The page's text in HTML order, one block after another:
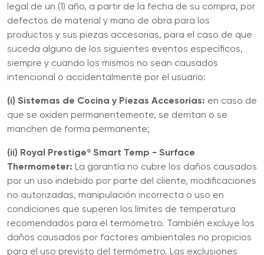
legal de un (1) año, a partir de la fecha de su compra, por
defectos de material y mano de obra para los
productos y sus piezas accesorias, para el caso de que
suceda alguno de los siguientes eventos específicos,
siempre y cuando los mismos no sean causados
intencional o accidentalmente por el usuario:
(i) Sistemas de Cocina y Piezas Accesorias: en caso de
que se oxiden permanentemente, se derritan o se
manchen de forma permanente;
(ii) Royal Prestige ® Smart Temp - Surface
Thermometer: La garantía no cubre los daños causados
por un uso indebido por parte del cliente, modificaciones
no autorizadas, manipulación incorrecta o uso en
condiciones que superen los límites de temperatura
recomendados para el termómetro. También excluye los
daños causados por factores ambientales no propicios
para el uso previsto del termómetro. Las exclusiones